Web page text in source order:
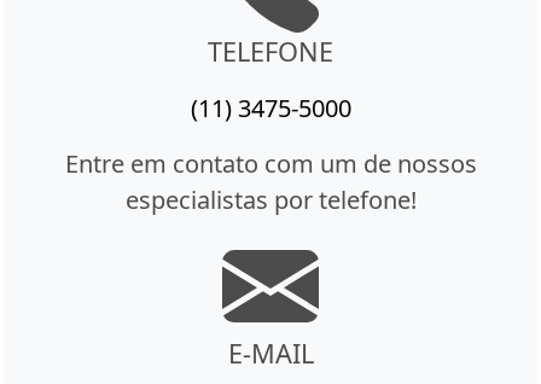
TELEFONE
(11) 3475-5000
Entre em contato com um de nossos
especialistas por telefone!
E-MAIL